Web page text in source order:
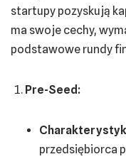
startupy pozyskują
ma swoje cechy,
podstawowe rundy
Pre-Seed:
przedsiębiorca